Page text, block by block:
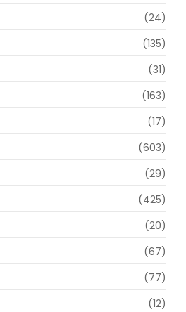
(24)
(135)
(31)
(163)
(17)
(603)
(29)
(425)
(20)
(67)
(77)
(12)